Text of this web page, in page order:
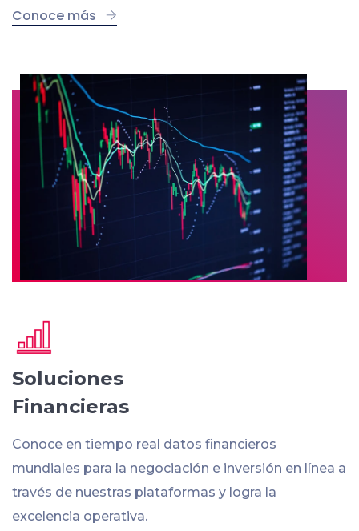
Conoce más
Soluciones
Financieras
Conoce en tiempo real datos financieros
mundiales para la negociación e inversión en línea a
través de nuestras plataformas y logra la
excelencia operativa.